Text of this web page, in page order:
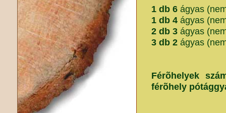
1 db 6 ágyas
1 db 4 ágyas
2 db 3 ágyas
3 db 2 ágyas
Férõhelyek
férõhely